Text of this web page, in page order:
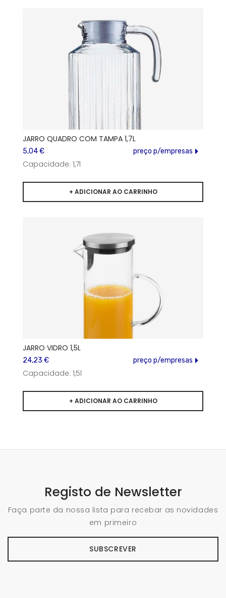
JARRO QUADRO COM TAMPA 1,7L
5,04 € preço p/empresas
Capacidade: 1,7l
JARRO VIDRO 1,5L
24,23 € preço p/empresas
Capacidade: 1,5l
Registo de Newsletter
Faça parte da nossa lista para recebar as novidades
em primeiro
SUBSCREVER